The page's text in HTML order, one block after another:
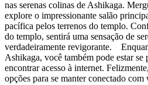
nas serenas colinas de Ashikaga.
explore o impressionante salão
pacífica pelos terrenos do templo.
do templo, sentirá uma sensação de
verdadeiramente revigorante.
Ashikaga, você também pode estar se
encontrar acesso à internet.
opções para se manter conectado